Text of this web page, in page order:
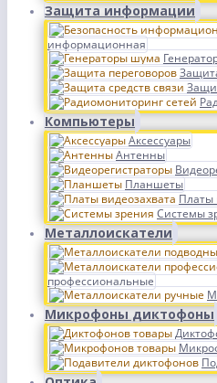
Защита информации
информационная
Компьютеры
Аксессуары
Антенны
Планшеты
Платы
Системы
Металлоискатели
профессиональные
Микрофоны диктофоны